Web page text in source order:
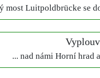
most Luitpoldbrücke se
... nad námi Horní hrad